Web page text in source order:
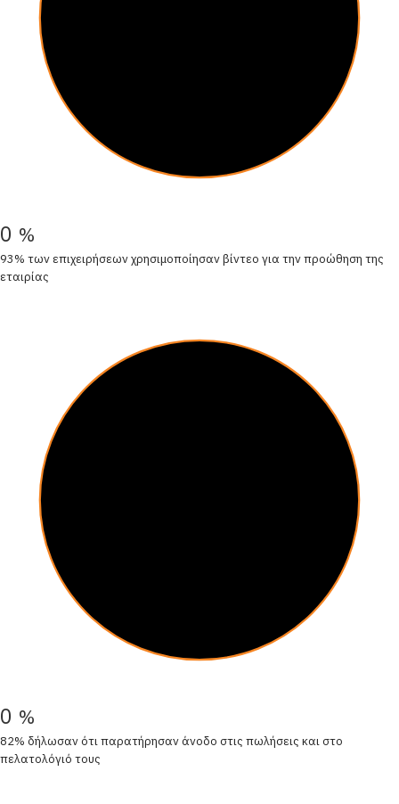
0 %
93% των επιχειρήσεων χρησιμοποίησαν βίντεο για την προώθηση της
εταιρίας
0 %
82% δήλωσαν ότι παρατήρησαν άνοδο στις πωλήσεις και στο
πελατολόγιό τους